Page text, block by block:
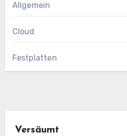
Allgemein
Cloud
Festplatten
Versäumt